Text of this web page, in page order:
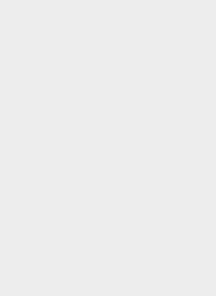
below in one of the
one of the links to
language.
heures au
!